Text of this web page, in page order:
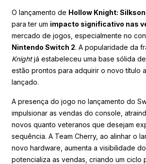
O lançamento de Hollow Knight:
para ter um impacto significativo nas
mercado de jogos, especialmente no
Nintendo Switch 2. A popularidade da
Knightjá estabeleceu uma base sólida
estão prontos para adquirir o novo título
lançado.
A presença do jogo no lançamento do
impulsionar as vendas do console,
novos quanto veteranos que desejam
sequência. A Team Cherry, ao alinhar o
novo hardware, aumenta a visibilidade
potencializa as vendas, criando um ciclo